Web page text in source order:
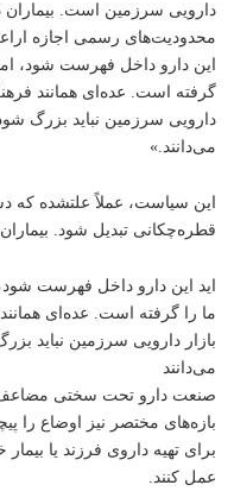
دارویی سرزمین است. بیماران
محدودیت‌های رسمی اجازه
این دارو داخل فهرست شود،
گرفته است. عده‌ای همانند
دارویی سرزمین نباید بزرگ
می‌دانند.»
این سیاست، عملاً علتشده که
قطره‌چکانی تبدیل شود.
اید این دارو داخل فهرست
ما را گرفته است. عده‌ای
بازار دارویی سرزمین نباید
می‌دانند
صنعت دارو تحت سختی
بازه‌های مختصر نیز اوضاع را
برای تهیه داروی فرزند یا
عمل کنند.